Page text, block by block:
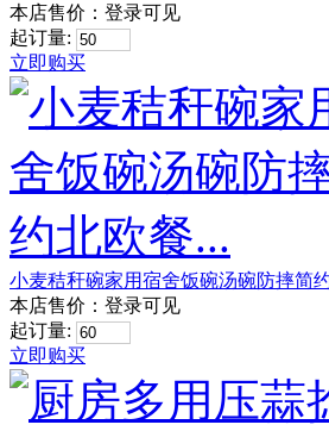
本店售价： 登录可见
起订量:
立即购买
小麦秸秆碗家用宿舍饭碗汤碗防摔简
本店售价： 登录可见
起订量:
立即购买